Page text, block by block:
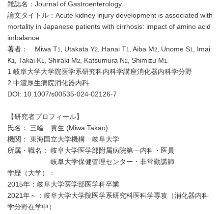
雑誌名：Journal of Gastroenterology
論文タイトル：Acute kidney injury development is associated with
mortality in Japanese patients with cirrhosis: impact of amino acid
imbalance
著者： Miwa T1 , Utakata Y2, Hanai T1 , Aiba M2, Unome S1 , Imai
K1 , Takai K1 , Shiraki M2, Katsumura N2, Shimizu M 1 .
1 岐阜大学大学院医学系研究科内科学講座消化器内科学分野
2 中濃厚生病院消化器内科
DOI: 10.1007/s00535-024-02126-7
【研究者プロフィール】
氏名： 三輪 貴生 (Miwa Takao)
機関： 東海国立大学機構 岐阜大学
所属・職名： 岐阜大学医学部附属病院第一内科・医員
岐阜大学保健管理センター・非常勤講師
学歴（大学）：
2015年：岐阜大学医学部医学科卒業
2021年～：岐阜大学大学院医学系研究科医科学専攻（消化器内科
学分野在学中）